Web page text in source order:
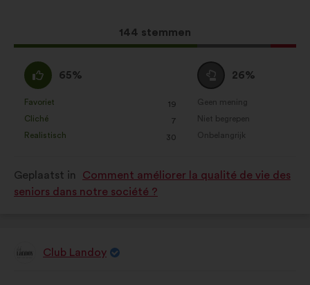
Dit
voorstel
144 stemmen
Mee
eens
:
65%
als:
Favoriet
: 19
keer
Cliché
: 7
keer
Realistisch
: 30
keer
Neutraal
:
26%
als:
Geen mening
:keer
Niet begrepen
:keer
Onbelangrijk
:keer
Geplaatst in
Comment améliorer la qualité de vie des
seniors dans notre société ?
VoorstelClub Landoy